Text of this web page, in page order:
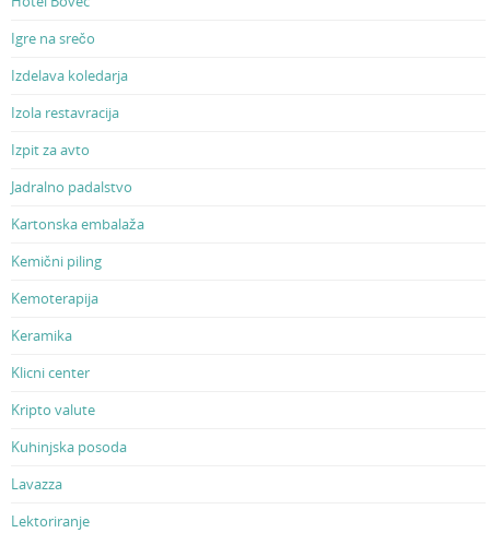
Igre na srečo
Izdelava koledarja
Izola restavracija
Izpit za avto
Jadralno padalstvo
Kartonska embalaža
Kemični piling
Kemoterapija
Keramika
Klicni center
Kripto valute
Kuhinjska posoda
Lavazza
Lektoriranje